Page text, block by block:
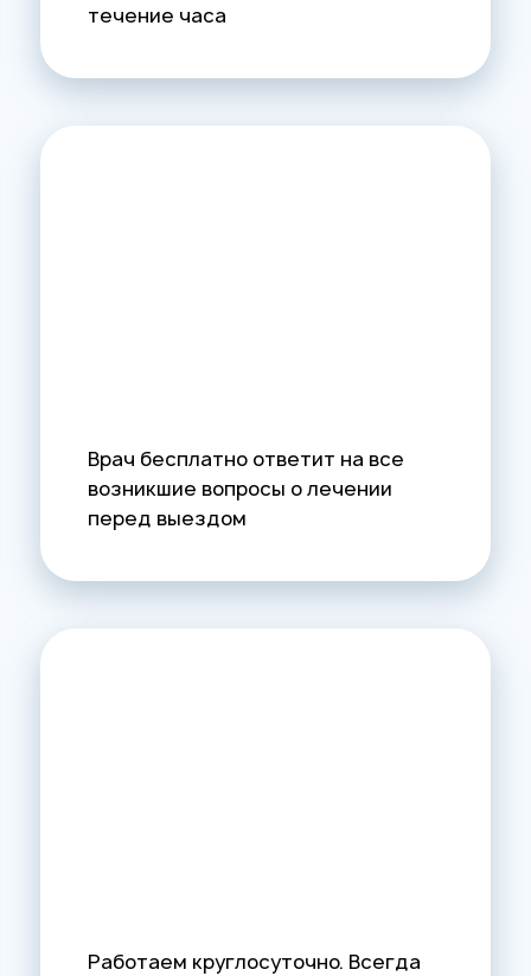
течение часа
Врач бесплатно ответит на все
возникшие вопросы о лечении
перед выездом
Работаем круглосуточно. Всегда